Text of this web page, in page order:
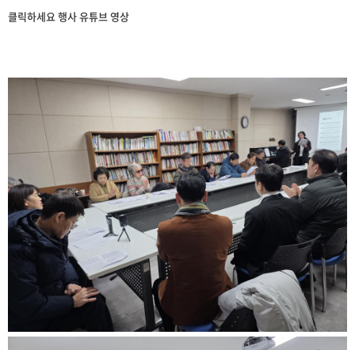
클릭하세요 행사 유튜브 영상